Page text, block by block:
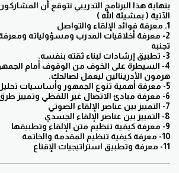
بنهاية هذا البرنامج التدريبي نتوقع أن
الآتية ( بمشيئة الله )
1ـ معرفة فوائد الإلقاء والتواصل
2- معرفة أخلاقيات المدرب ومسؤولياته ومعرفة
تجنبه
3- تطبيق إرشادات لبناء ثقته بنفسه.
4- السيطرة على الخوف من الوقوف أمام
هرمون الأدرينالين ليعمل لصالحك.
5- معرفة أهمية تنوع الجمهور وأساسيات تحليل الجمهور وتطبيقها
6- معرفة مبادئ الاتصال غير اللفظي وتمييز طرق الإلقاء المؤثرة
7- التمييز بين عناصر الإلقاء الصوتي
8- التمييز بين عناصر الإلقاء الجسدي
9- معرفة كيفية تنظيم متن الإلقاء وتطبيقها
10- معرفة كيفية تنظيم المقدمة والخاتمة
11- معرفة وتطبيق استراتيجيات الإقناع